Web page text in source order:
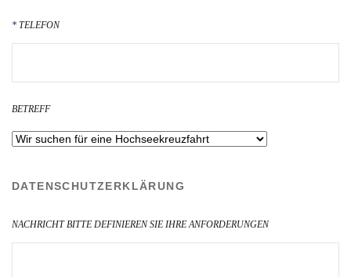
TELEFON
BETREFF
DATENSCHUTZERKLÄRUNG
NACHRICHT BITTE DEFINIEREN SIE IHRE ANFORDERUNGEN